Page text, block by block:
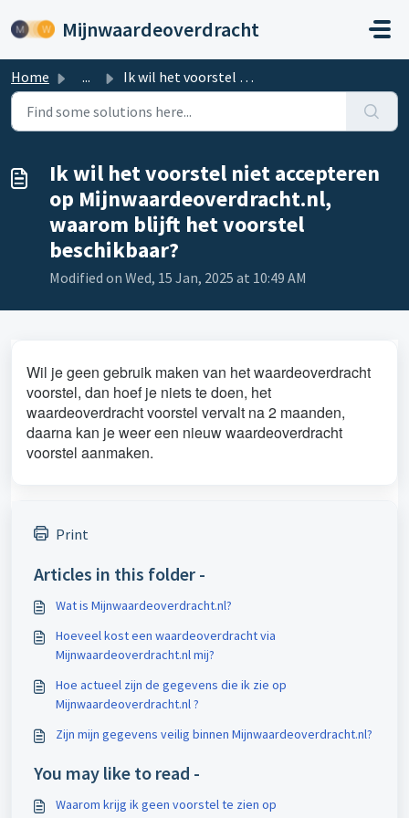
Mijnwaardeoverdracht
Home ... Ik wil het voorstel niet accepteren op Mijnwaardeoverdrac...
Ik wil het voorstel niet accepteren
op Mijnwaardeoverdracht.nl,
waarom blijft het voorstel
beschikbaar?
Modified on Wed, 15 Jan, 2025 at 10:49 AM
Wil je geen gebruik maken van het waardeoverdracht
voorstel, dan hoef je niets te doen, het
waardeoverdracht voorstel vervalt na 2 maanden,
daarna kan je weer een nieuw waardeoverdracht
voorstel aanmaken.
Print
Articles in this folder -
Wat is Mijnwaardeoverdracht.nl?
Hoeveel kost een waardeoverdracht via
Mijnwaardeoverdracht.nl mij?
Hoe actueel zijn de gegevens die ik zie op
Mijnwaardeoverdracht.nl ?
Zijn mijn gegevens veilig binnen Mijnwaardeoverdracht.nl?
You may like to read -
Waarom krijg ik geen voorstel te zien op